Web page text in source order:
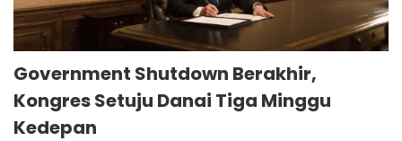
Government Shutdown Berakhir,
Kongres Setuju Danai Tiga Minggu
Kedepan